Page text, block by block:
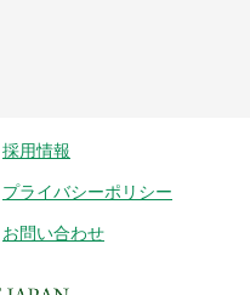
採用情報
プライバシーポリシー
お問い合わせ